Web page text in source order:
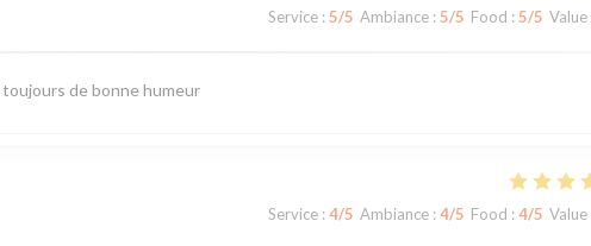
Service : 5/5 Ambiance : 5/5 Food : 5/5 Value
de bonne humeur
Service : 4/5 Ambiance : 4/5 Food : 4/5 Value